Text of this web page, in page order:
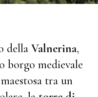
della Valnerina,
borgo medievale
tra un